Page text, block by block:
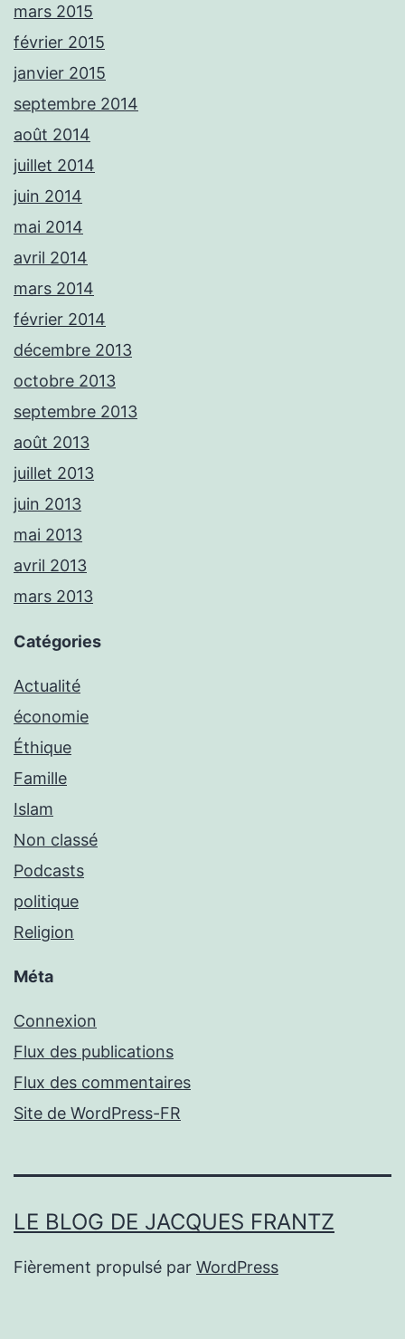
mars 2015
février 2015
janvier 2015
septembre 2014
août 2014
juillet 2014
juin 2014
mai 2014
avril 2014
mars 2014
février 2014
décembre 2013
octobre 2013
septembre 2013
août 2013
juillet 2013
juin 2013
mai 2013
avril 2013
mars 2013
Catégories
Actualité
économie
Éthique
Famille
Islam
Non classé
Podcasts
politique
Religion
Méta
Connexion
Flux des publications
Flux des commentaires
Site de WordPress-FR
LE BLOG DE JACQUES FRANTZ
Fièrement propulsé par WordPress